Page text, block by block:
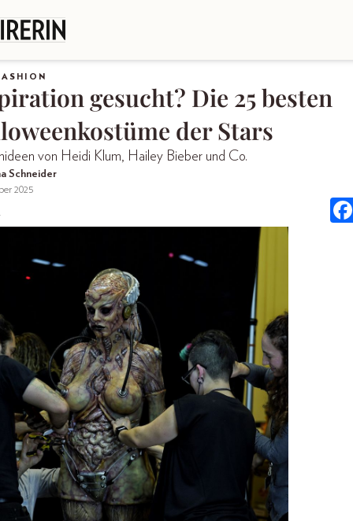
gesucht? Die 25 besten
der Stars
von Heidi Klum, Hailey Bieber und Co.
Schneider
2025